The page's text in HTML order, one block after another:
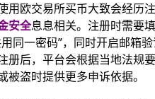
用欧交易所买币大致会经历
安全息息相关。注册时需要
同一密码”，同时开启邮箱
册后，平台会根据当地法规
被盗时提供更多申诉依据。